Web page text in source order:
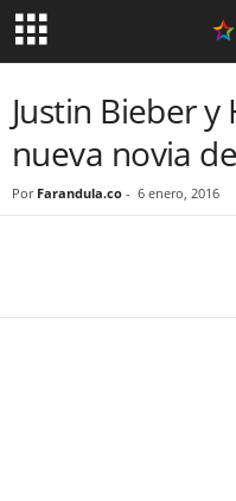
Justin Bieber
nueva novia
Por Farandula.co - 6 enero, 2016